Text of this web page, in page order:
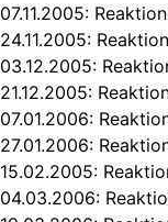
07.11.2005:
24.11.2005:
03.12.2005:
21.12.2005:
07.01.2006:
27.01.2006:
15.02.2005:
04.03.2006: